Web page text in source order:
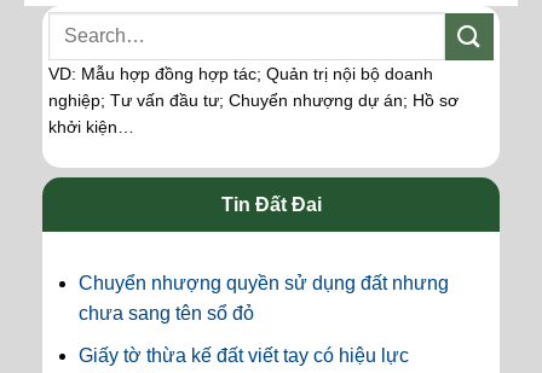
VD: Mẫu hợp đồng hợp tác; Quản trị nội bộ doanh
nghiệp; Tư vấn đầu tư; Chuyển nhượng dự án; Hồ sơ
khởi kiện…
Tin Đất Đai
Chuyển nhượng quyền sử dụng đất nhưng
chưa sang tên sổ đỏ
Giấy tờ thừa kế đất viết tay có hiệu lực